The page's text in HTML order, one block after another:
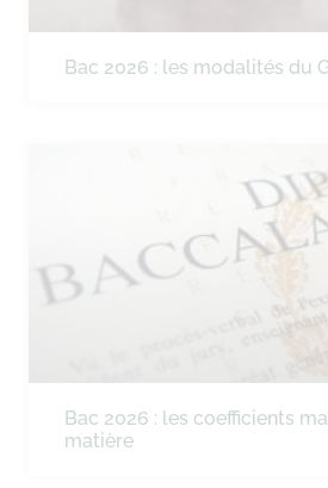
Bac 2026 : les modalités du
Bac 2026 : les coefficients
matière